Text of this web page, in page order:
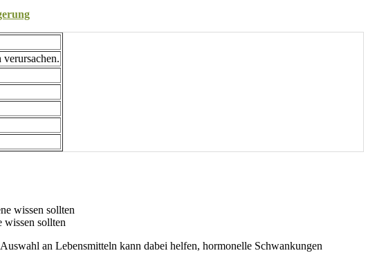
wissen sollten
an Lebensmitteln kann dabei helfen, hormonelle Schwankungen